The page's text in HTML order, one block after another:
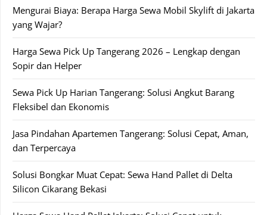
Mengurai Biaya: Berapa Harga Sewa Mobil Skylift di Jakarta
yang Wajar?
Harga Sewa Pick Up Tangerang 2026 – Lengkap dengan
Sopir dan Helper
Sewa Pick Up Harian Tangerang: Solusi Angkut Barang
Fleksibel dan Ekonomis
Jasa Pindahan Apartemen Tangerang: Solusi Cepat, Aman,
dan Terpercaya
Solusi Bongkar Muat Cepat: Sewa Hand Pallet di Delta
Silicon Cikarang Bekasi